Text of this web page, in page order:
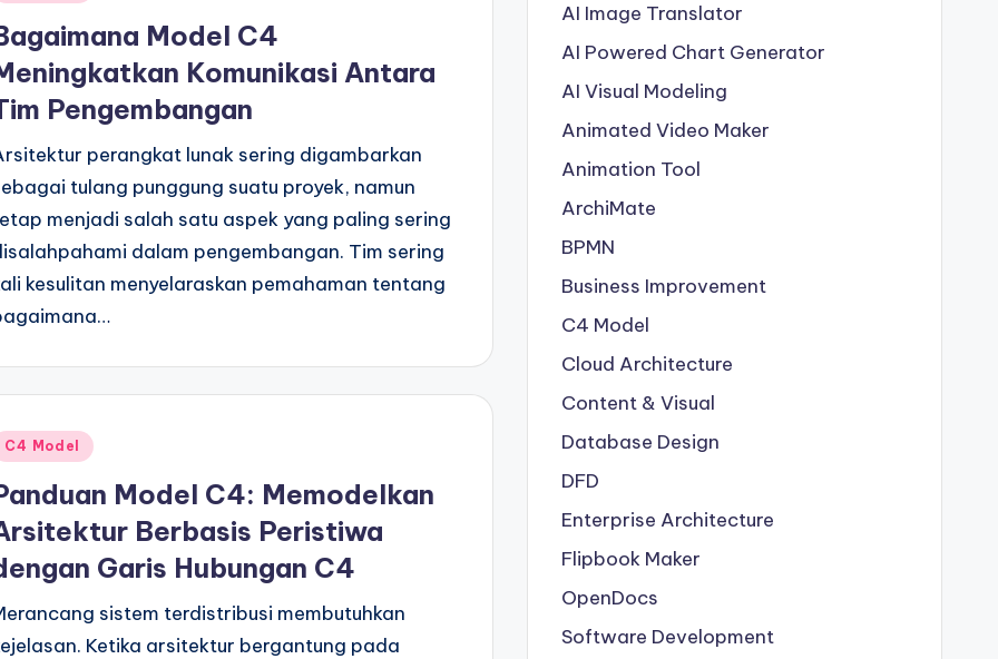
Model C4
Komunikasi Antara
Pengembangan
perangkat lunak sering digambarkan
tulang punggung suatu proyek, namun
menjadi salah satu aspek yang paling sering
dalam pengembangan. Tim sering
kesulitan menyelaraskan pemahaman tentang
C4 Model
Model C4: Memodelkan
Berbasis Peristiwa
Garis Hubungan C4
sistem terdistribusi membutuhkan
Ketika arsitektur bergantung pada
AI Image Translator
AI Powered Chart Generator
AI Visual Modeling
Animated Video Maker
Animation Tool
ArchiMate
BPMN
Business Improvement
C4 Model
Cloud Architecture
Content & Visual
Database Design
DFD
Enterprise Architecture
Flipbook Maker
OpenDocs
Software Development